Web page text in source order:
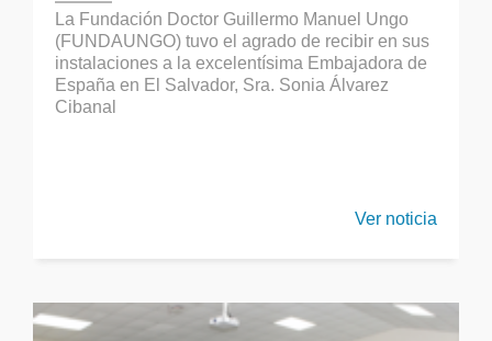
La Fundación Doctor Guillermo Manuel Ungo
(FUNDAUNGO) tuvo el agrado de recibir en sus
instalaciones a la excelentísima Embajadora de
España en El Salvador, Sra. Sonia Álvarez
Cibanal
Ver noticia